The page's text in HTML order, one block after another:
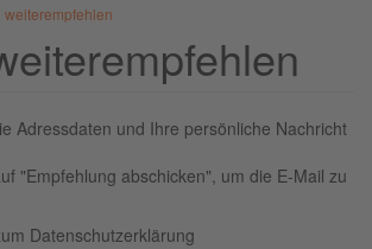
weiterempfehlen
Adressdaten und Ihre persönliche Nachricht
"Empfehlung abschicken", um die E-Mail zu
Datenschutzerklärung